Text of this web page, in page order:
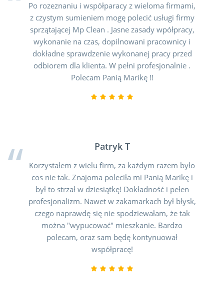
Po rozeznaniu i współparacy z wieloma firmami,
z czystym sumieniem mogę polecić usługi firmy
sprzątającej Mp Clean . Jasne zasady wpółpracy,
wykonanie na czas, dopilnowani pracownicy i
dokładne sprawdzenie wykonanej pracy przed
odbiorem dla klienta. W pełni profesjonalnie .
Polecam Panią Marikę !!
Patryk T
Korzystałem z wielu firm, za każdym razem było
cos nie tak. Znajoma poleciła mi Panią Marikę i
był to strzał w dziesiątkę! Dokładność i pełen
profesjonalizm. Nawet w zakamarkach był błysk,
czego naprawdę się nie spodziewałam, że tak
można "wypucować" mieszkanie. Bardzo
polecam, oraz sam będę kontynuował
współpracę!